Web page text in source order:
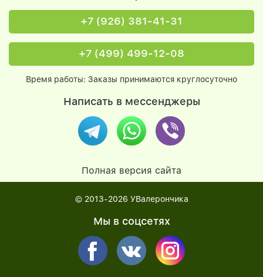
+7 (926) 381-41-31
+7 (499) 499-12-08
Время работы: Заказы принимаются круглосуточно
Написать в мессенджеры
Полная версия сайта
© 2013-2026 УВалерончика
Мы в соцсетях